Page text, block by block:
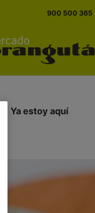
900 500 365
Ya estoy aquí